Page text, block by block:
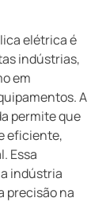
elétrica é
indústrias,
em
A
permite que
eficiente,
Essa
indústria
precisão na